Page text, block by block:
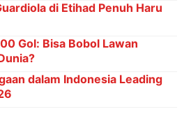
di Etihad Penuh Haru
Gol: Bisa Bobol Lawan
dalam Indonesia Leading